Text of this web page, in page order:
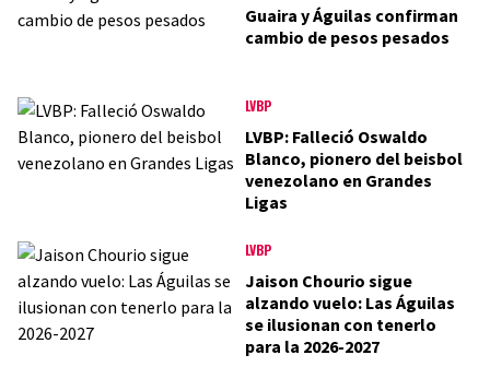
Guaira y Águilas confirman
cambio de pesos pesados
LVBP
LVBP: Falleció Oswaldo
Blanco, pionero del beisbol
venezolano en Grandes
Ligas
LVBP
Jaison Chourio sigue
alzando vuelo: Las Águilas
se ilusionan con tenerlo
para la 2026-2027